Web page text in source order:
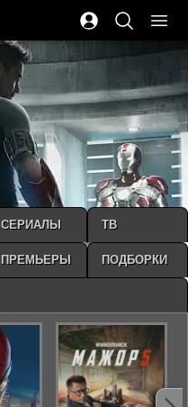
СЕРИАЛЫ ТВ
ПРЕМЬЕРЫ ПОДБОРКИ